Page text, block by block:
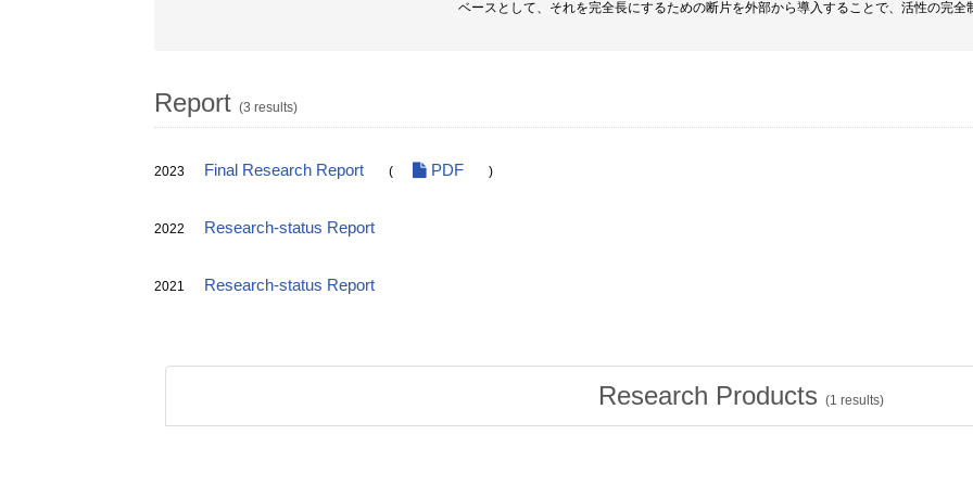
ベースとして、それを完全長にするための断片を外部から導入することで、活性の完全
Report (3 results)
2023 Final Research Report ( PDF )
2022 Research-status Report
2021 Research-status Report
Research Products (1 results)